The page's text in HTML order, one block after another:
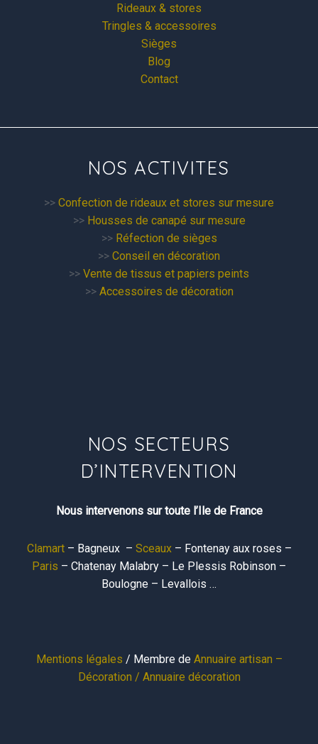
Rideaux & stores
Tringles & accessoires
Sièges
Blog
Contact
NOS ACTIVITES
>> Confection de rideaux et stores sur mesure
>> Housses de canapé sur mesure
>> Réfection de sièges
>> Conseil en décoration
>> Vente de tissus et papiers peints
>> Accessoires de décoration
NOS SECTEURS
D’INTERVENTION
Nous intervenons sur toute l’Ile de France
Clamart– Bagneux – Sceaux– Fontenay aux roses –
Paris – Chatenay Malabry – Le Plessis Robinson –
Boulogne – Levallois …
Mentions légales / Membre de Annuaire artisan –
Décoration / Annuaire décoration